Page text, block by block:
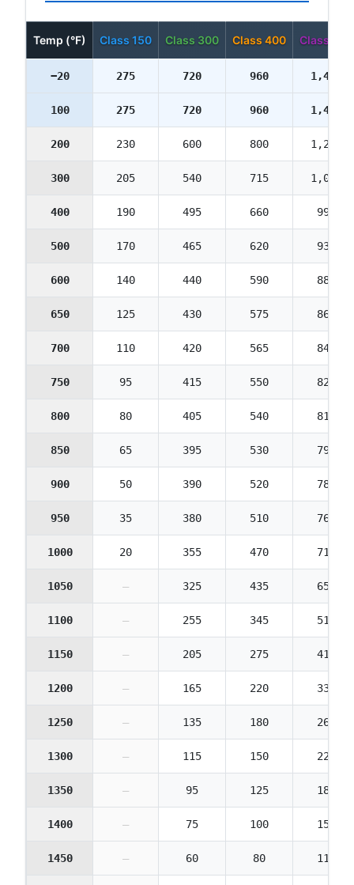
Temp (°F) Class 150 Class 300 Class 400 Class 600
−20 275 720 960 1,440
100 275 720 960 1,440
200 230 600 800 1,200
300 205 540 715 1,075
400 190 495 660 995
500 170 465 620 930
600 140 440 590 885
650 125 430 575 865
700 110 420 565 845
750 95 415 550 825
800 80 405 540 810
850 65 395 530 790
900 50 390 520 780
950 35 380 510 765
1000 20 355 470 710
1050 — 325 435 650
1100 — 255 345 515
1150 — 205 275 410
1200 — 165 220 330
1250 — 135 180 265
1300 — 115 150 225
1350 — 95 125 185
1400 — 75 100 150
1450 — 60 80 115